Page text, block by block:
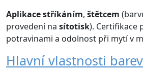
Aplikacestříkáním, štětcem
provedení na sítotisk). Certifikace
potravinami a odolnost při mytí v
Hlavní vlastnosti